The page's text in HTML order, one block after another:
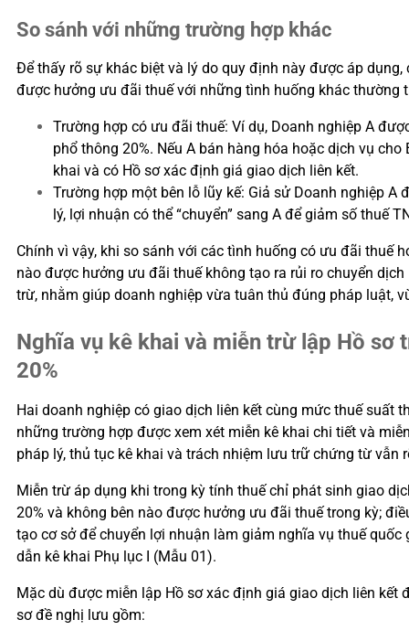
So sánh với những trường hợp khác
Để thấy rõ sự khác biệt và lý do quy định này được áp
được hưởng ưu đãi thuế với những tình huống khác thường
Trường hợp có ưu đãi thuế: Ví dụ, Doanh nghiệp A
phổ thông 20%. Nếu A bán hàng hóa hoặc dịch vụ
khai và có Hồ sơ xác định giá giao dịch liên kết.
Trường hợp một bên lỗ lũy kế: Giả sử Doanh nghiệp
lý, lợi nhuận có thể “chuyển” sang A để giảm số thuế
Chính vì vậy, khi so sánh với các tình huống có ưu đãi thuế
nào được hưởng ưu đãi thuế không tạo ra rủi ro chuyển
trừ, nhằm giúp doanh nghiệp vừa tuân thủ đúng pháp luật,
Nghĩa vụ kê khai và miễn trừ lập Hồ sơ
20%
Hai doanh nghiệp có giao dịch liên kết cùng mức thuế suất
những trường hợp được xem xét miễn kê khai chi tiết và
pháp lý, thủ tục kê khai và trách nhiệm lưu trữ chứng từ vẫn
Miễn trừ áp dụng khi trong kỳ tính thuếchỉ phát sinh giao
20% và không bên nào được hưởng ưu đãi thuế trong kỳ;
tạo cơ sở để chuyển lợi nhuận làm giảm nghĩa vụ thuế
dẫn kê khai Phụ lục I (Mẫu 01).
Mặc dù được miễn lập Hồ sơ xác định giá giao dịch liên
sơ đề nghị lưu gồm: